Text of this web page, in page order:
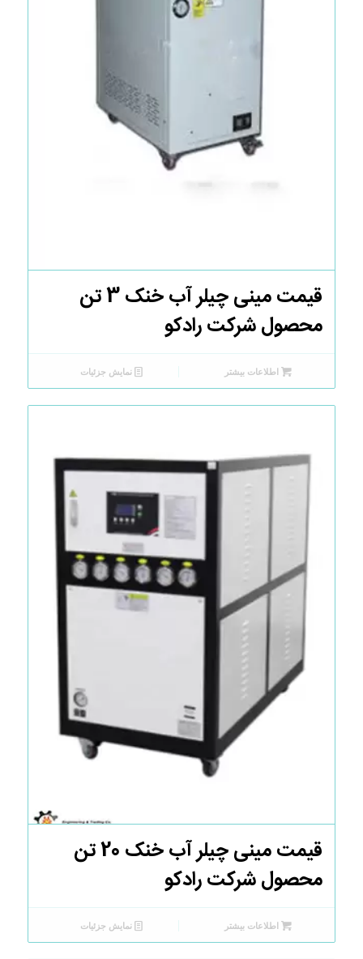
قیمت مینی چیلر آب خنک 3 تن
محصول شرکت رادکو
اطلاعات بیشتر نمایش جزئیات
قیمت مینی چیلر آب خنک 20 تن
محصول شرکت رادکو
اطلاعات بیشتر نمایش جزئیات